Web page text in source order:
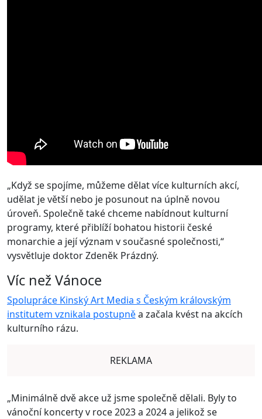
„Když se spojíme, můžeme dělat více kulturních akcí,
udělat je větší nebo je posunout na úplně novou
úroveň. Společně také chceme nabídnout kulturní
programy, které přiblíží bohatou historii české
monarchie a její význam v současné společnosti,“
vysvětluje doktor Zdeněk Prázdný.
Víc než Vánoce
Spolupráce Kinský Art Media s Českým královským
institutem vznikala postupněa začala kvést na akcích
kulturního rázu.
REKLAMA
„Minimálně dvě akce už jsme společně dělali. Byly to
vánoční koncerty v roce 2023 a 2024 a jelikož se